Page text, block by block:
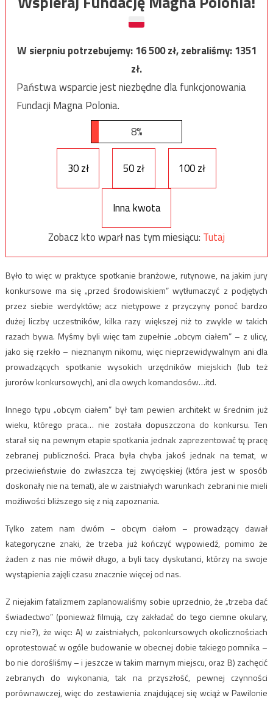
W sierpniu potrzebujemy:16 500zł, zebraliśmy:1351
zł.
Państwa wsparcie jest niezbędne dla funkcjonowania
Fundacji Magna Polonia.
8%
30 zł 50 zł 100 zł
Inna kwota
Zobacz kto wparł nas tym miesiącu: Tutaj
Było to więc w praktyce spotkanie branżowe, rutynowe, na jakim jury
konkursowe ma się „przed środowiskiem” wytłumaczyć z podjętych
przez siebie werdyktów; acz nietypowe z przyczyny ponoć bardzo
dużej liczby uczestników, kilka razy większej niż to zwykle w takich
razach bywa. Myśmy byli więc tam zupełnie „obcym ciałem” – z ulicy,
jako się rzekło – nieznanym nikomu, więc nieprzewidywalnym ani dla
prowadzących spotkanie wysokich urzędników miejskich (lub też
jurorów konkursowych), ani dla owych komandosów…itd.
Innego typu „obcym ciałem” był tam pewien architekt w średnim już
wieku, którego praca… nie została dopuszczona do konkursu. Ten
starał się na pewnym etapie spotkania jednak zaprezentować tę pracę
zebranej publiczności. Praca była chyba jakoś jednak na temat, w
przeciwieństwie do zwłaszcza tej zwycięskiej (która jest w sposób
doskonały nie na temat), ale w zaistniałych warunkach zebrani nie mieli
możliwości bliższego się z nią zapoznania.
Tylko zatem nam dwóm – obcym ciałom – prowadzący dawał
kategoryczne znaki, że trzeba już kończyć wypowiedź, pomimo że
żaden z nas nie mówił długo, a byli tacy dyskutanci, którzy na swoje
wystąpienia zajęli czasu znacznie więcej od nas.
Z niejakim fatalizmem zaplanowaliśmy sobie uprzednio, że „trzeba dać
świadectwo” (ponieważ filmują, czy zakładać do tego ciemne okulary,
czy nie?), że więc: A) w zaistniałych, pokonkursowych okolicznościach
oprotestować w ogóle budowanie w obecnej dobie takiego pomnika –
bo nie dorośliśmy – i jeszcze w takim marnym miejscu, oraz B) zachęcić
zebranych do wykonania, tak na przyszłość, pewnej czynności
porównawczej, więc do zestawienia znajdującej się wciąż w Pawilonie